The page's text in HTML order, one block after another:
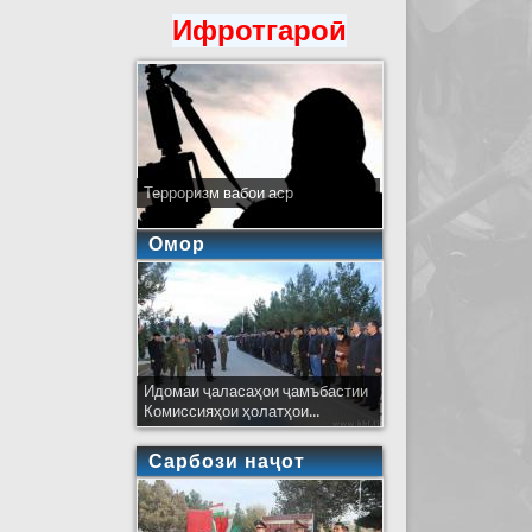
Ифротгароӣ
Терроризм вабои аср
Омор
Идомаи ҷаласаҳои ҷамъбастии
Комиссияҳои ҳолатҳои...
Сарбози наҷот